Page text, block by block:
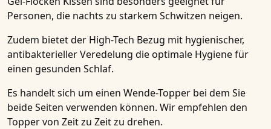
Personen, die nachts zu starkem Schwitzen neigen.
Zudem bietet der High-Tech Bezug mit hygienischer,
antibakterieller Veredelung die optimale Hygiene für
einen gesunden Schlaf.
Es handelt sich um einen Wende-Topper bei dem Sie
beide Seiten verwenden können. Wir empfehlen den
Topper von Zeit zu Zeit zu drehen.